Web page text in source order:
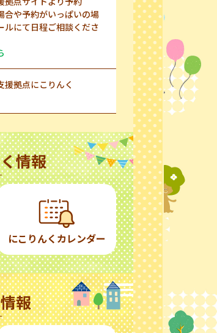
合や予約がいっぱいの場
ルにて日程ご相談くださ
援拠点にこりんく
情報
にこりんくカレンダー
報